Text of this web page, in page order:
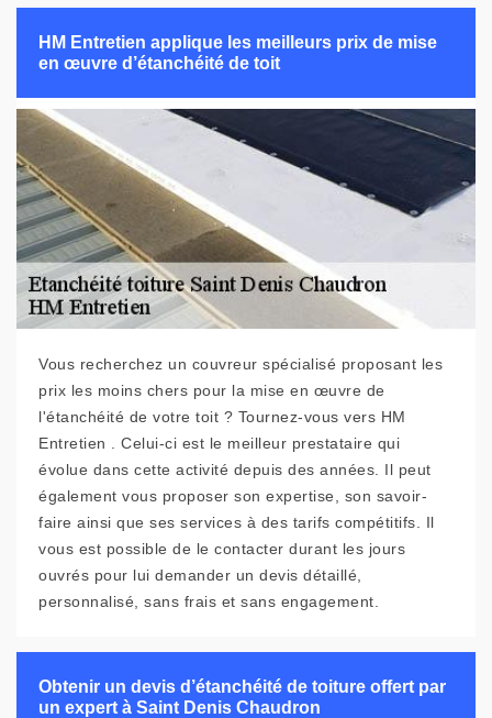
HM Entretien applique les meilleurs prix de mise
en œuvre d’étanchéité de toit
Vous recherchez un couvreur spécialisé proposant les
prix les moins chers pour la mise en œuvre de
l'étanchéité de votre toit ? Tournez-vous vers HM
Entretien . Celui-ci est le meilleur prestataire qui
évolue dans cette activité depuis des années. Il peut
également vous proposer son expertise, son savoir-
faire ainsi que ses services à des tarifs compétitifs. Il
vous est possible de le contacter durant les jours
ouvrés pour lui demander un devis détaillé,
personnalisé, sans frais et sans engagement.
Obtenir un devis d’étanchéité de toiture offert par
un expert à Saint Denis Chaudron